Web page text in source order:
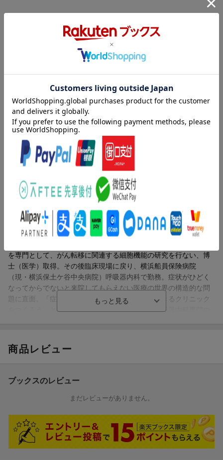
第2章 呼吸器内科医、「栄養」と出会う
・医療ってすばらしい仕事だな
・呼吸器内科を選んだ理由
・大学院で分子細胞生物学の研究に打ち込む
・分子栄養医学の「仮説」に可能性を見出す
・栄養カウンセリングと心理学を組み合わせる
第3章 栄養とは何か？ 分子レベルで考える
・栄養とは何か? 細胞とは何か?
・健康を分子レベルでとらえた先人たち
・細胞には本来、病気を防ぐ力がそなわっている
・分子栄養医学は従来の栄養学と何が違うのか？
・生存のためのエネルギーはどうつくられるか？
・糖質に依存しないエネルギーはどうつくられるか？
・細胞の主成分はタンパク質と脂質
・酵素とホルモン、ビタミンとミネラルの重要性
第4章 不調の背後で何が起こっているのか？
・細胞をじわじわと傷つける慢性炎症
・低血糖や不眠を引き起こす慢性ストレス
・血糖値が維持できなくなるとどうなるか？
・食生活を変えるのは何のためか？
・栄養を改善するための基本方針
・細胞を劣化させるものを食べないという選択
【栄養カウンセリング1】疲れやすさ、冷え性に悩む 30代女性B
さん
【栄養カウンセリング3】栄養不足で低エネルギー 70代男性Dさ
【栄養カウンセリング4】精神的ストレスから不眠に 50代男性E
・細胞最適化のための実践アドバイス
・タイプ別・3日間の食事メニュー例
５万人を診てきた専門医が解き明かした病気にならない栄養の秘
密。慢性的な不調を引き起こす問題の根本は栄養にあった！
第１章 細胞が本来持っている力を取り戻すために／第２章 呼
吸器内科医、「栄養」と出会う／第３章 栄養とは何か？分子レ
ベルで考える／第４章 不調の背後で何が起こっているのか？／
第５章 細胞の機能を最適化する栄養カウンセリング／第６章
自分の健康のマネージャーになろう
著者情報（「BOOK」データベースより）
三島渉（ミシマワタル）
日本呼吸器学会専門医。日本アレルギー学会専門医。医療法人社
団ファミリーメディカル理事長。横浜弘明寺呼吸器内科・内科ク
リニック院長。１９９７年、横浜市立大学医学部卒業。呼吸器内
科専門医として活躍する一方、現代医学の限界を痛感。医学研究
を専門として、がん転移に関連する細胞機能の研究を行ない、博
士（医学）取得。その後臨床現場に戻り、横浜船員保険病院
（現・横浜保土ケ谷中央病院）呼吸器内科で勤務。症状がひどく
なってからでないと来院してもらえない医療の世界の構造的な問
題に直面。「症状がまだ軽いうちに診ることのできるクリニック
をつくろう」と決意し、２００７年、横浜市に呼吸器内科専門の
ねる。分子栄養医学と選択理論心理学を取り入れた栄養カウンセ
リングを実践。地域を超えて需要が広がり、２０２３年に東京御
籍が刊行された当時に掲載されていたものです）
商品レビュー
ブックスのレビュー
まだレビューがありません。